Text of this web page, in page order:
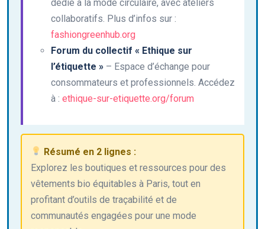
dédié à la mode circulaire, avec ateliers
collaboratifs. Plus d’infos sur :
fashiongreenhub.org
Forum du collectif « Ethique sur
l’étiquette » – Espace d’échange pour
consommateurs et professionnels. Accédez
à : ethique-sur-etiquette.org/forum
Résumé en 2 lignes :
Explorez les boutiques et ressources pour des
vêtements bio équitables à Paris, tout en
profitant d’outils de traçabilité et de
communautés engagées pour une mode